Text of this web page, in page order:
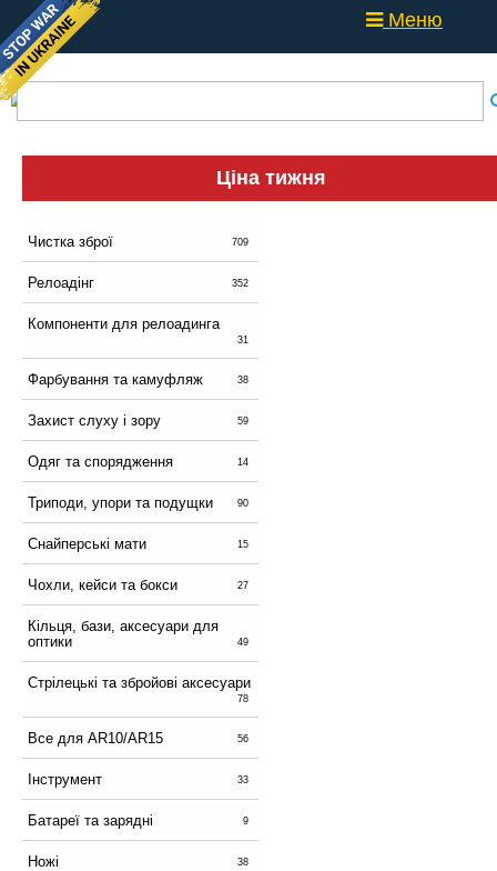
Меню
Ціна тижня
Чистка зброї 709
Релоадінг 352
Компоненти для релоадинга
31
Фарбування та камуфляж 38
Захист слуху і зору 59
Одяг та спорядження 14
Триподи, упори та подущки 90
Снайперські мати 15
Чохли, кейси та бокси 27
Кільця, бази, аксесуари для
оптики
49
Стрілецькі та збройові аксесуари
78
Все для AR10/AR15 56
Інструмент 33
Батареї та зарядні 9
Ножі 38